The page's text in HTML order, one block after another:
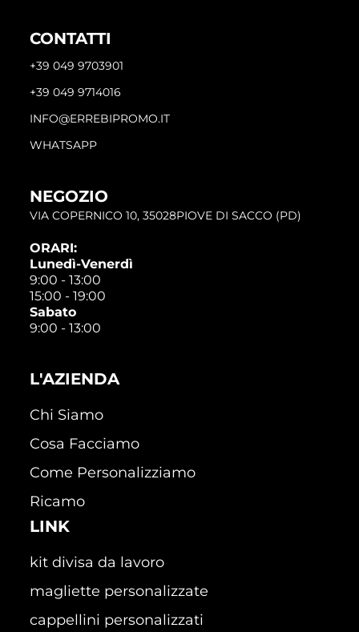
CONTATTI
+39 049 9703901
+39 049 9714016
INFO@ERREBIPROMO.IT
WHATSAPP
NEGOZIO
VIA COPERNICO 10, 35028PIOVE DI SACCO (PD)
ORARI:
Lunedì-Venerdì
9:00 - 13:00
15:00 - 19:00
Sabato
9:00 - 13:00
L'AZIENDA
Chi Siamo
Cosa Facciamo
Come Personalizziamo
Ricamo
LINK
kit divisa da lavoro
magliette personalizzate
cappellini personalizzati